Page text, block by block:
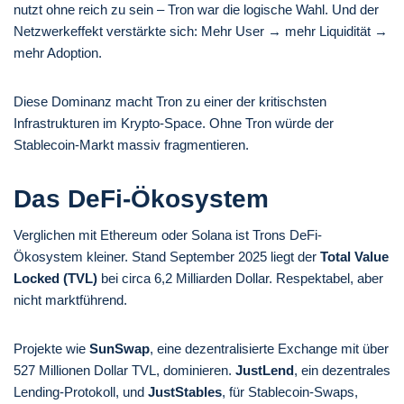
nutzt ohne reich zu sein – Tron war die logische Wahl. Und der
Netzwerkeffekt verstärkte sich: Mehr User → mehr Liquidität →
mehr Adoption.
Diese Dominanz macht Tron zu einer der kritischsten
Infrastrukturen im Krypto-Space. Ohne Tron würde der
Stablecoin-Markt massiv fragmentieren.
Das DeFi-Ökosystem
Verglichen mit Ethereum oder Solana ist Trons DeFi-
Ökosystem kleiner. Stand September 2025 liegt der Total Value
Locked (TVL) bei circa 6,2 Milliarden Dollar. Respektabel, aber
nicht marktführend.
Projekte wie SunSwap, eine dezentralisierte Exchange mit über
527 Millionen Dollar TVL, dominieren. JustLend, ein dezentrales
Lending-Protokoll, und JustStables, für Stablecoin-Swaps,